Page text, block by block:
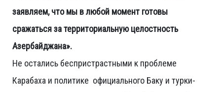
заявляем, что мы в любой момент готовы
сражаться за территориальную целостность
Азербайджана».
Не остались беспристрастными к проблеме
Карабаха и политике официального Баку и турки-